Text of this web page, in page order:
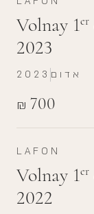
Volnay 1er
2023
₪ 700
2023 אדום
LAFON
Volnay 1er
2022